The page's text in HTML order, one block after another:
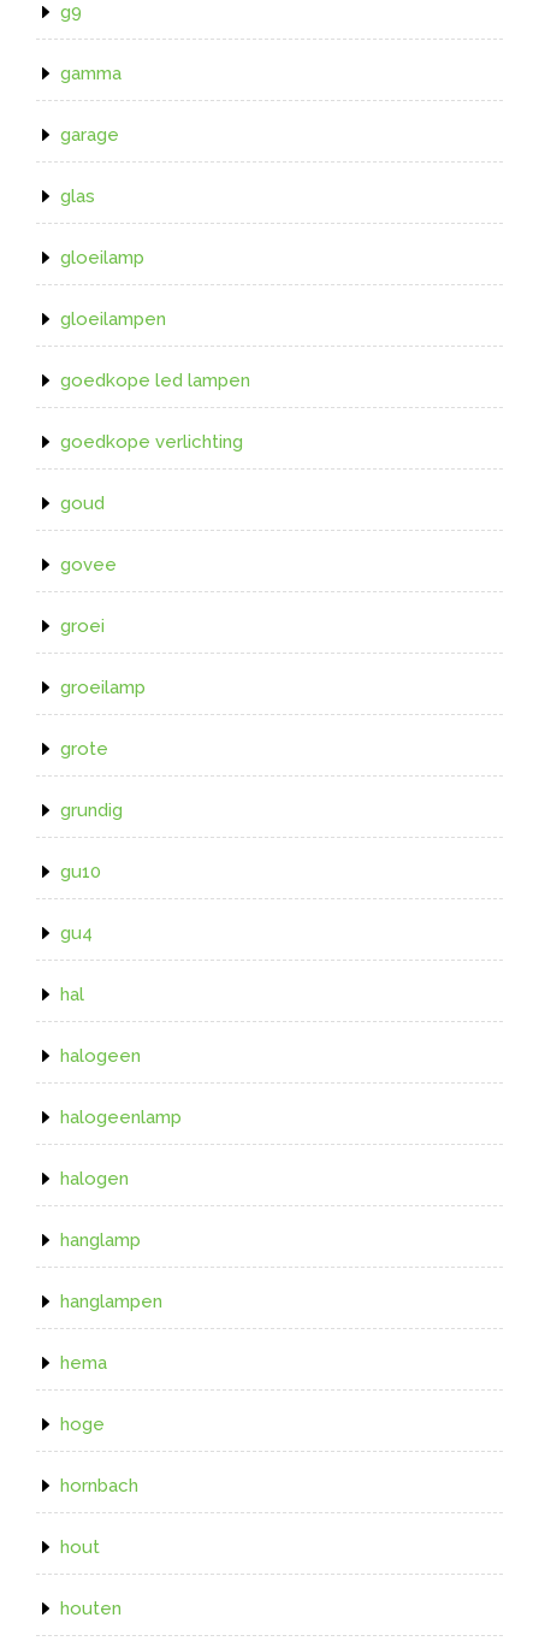
g9
gamma
garage
glas
gloeilamp
gloeilampen
goedkope led lampen
goedkope verlichting
goud
govee
groei
groeilamp
grote
grundig
gu10
gu4
hal
halogeen
halogeenlamp
halogen
hanglamp
hanglampen
hema
hoge
hornbach
hout
houten